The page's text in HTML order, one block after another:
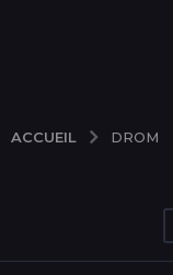
ACCUEIL DROM